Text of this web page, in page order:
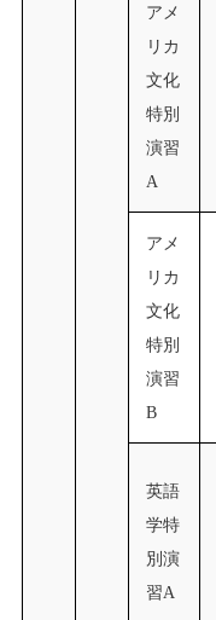
アメ
リカ
文化
特別
演習
A
アメ
リカ
文化
特別
演習
B
英語
学特
別演
習A